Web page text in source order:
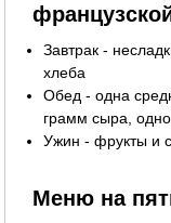
Завтрак -
хлеба
Обед - одна
грамм сыра,
Ужин - фрукты и
Меню на